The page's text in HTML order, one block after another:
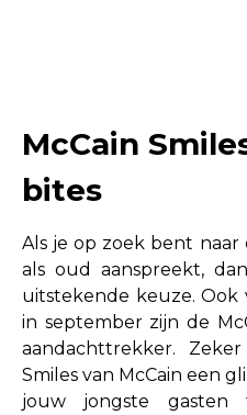
McCain
bites
Als je op zoek bent naar
als oud aanspreekt,
uitstekende keuze. Ook
in september zijn de
aandachttrekker.
Smiles van McCain een
jouw jongste gasten